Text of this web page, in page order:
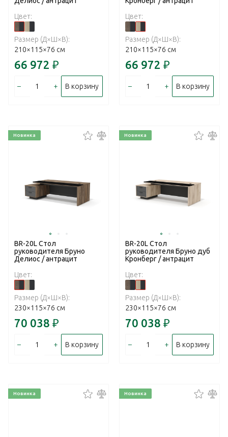
Цвет:
Размер (Д×Ш×В):
210×115×76 см
66 972 ₽
– + В корзину
Цвет:
Размер (Д×Ш×В):
210×115×76 см
66 972 ₽
– + В корзину
Новинка
BR-20L Стол
руководителя Бруно
Делиос / антрацит
Цвет:
Размер (Д×Ш×В):
230×115×76 см
70 038 ₽
– + В корзину
Новинка
BR-20L Стол
руководителя Бруно дуб
Кронберг / антрацит
Цвет:
Размер (Д×Ш×В):
230×115×76 см
70 038 ₽
– + В корзину
Новинка Новинка